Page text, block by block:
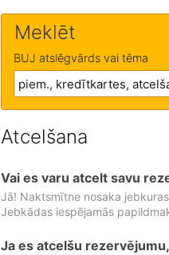
Meklēt
BUJ atslēgvārds vai tēma
Atcelšana
Vai es varu atcelt savu
Jā! Naktsmītne nosaka
Jebkādas iespējamās
Ja es atcelšu